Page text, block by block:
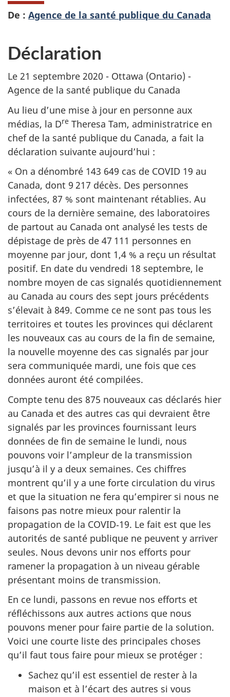
De : Agence de la santé publique du Canada
Déclaration
Le 21 septembre 2020 - Ottawa (Ontario) -
Agence de la santé publique du Canada
Au lieu d’une mise à jour en personne aux
médias, la Dre Theresa Tam, administratrice en
chef de la santé publique du Canada, a fait la
déclaration suivante aujourd’hui :
« On a dénombré 143 649 cas de COVID 19 au
Canada, dont 9 217 décès. Des personnes
infectées, 87 % sont maintenant rétablies. Au
cours de la dernière semaine, des laboratoires
de partout au Canada ont analysé les tests de
dépistage de près de 47 111 personnes en
moyenne par jour, dont 1,4 % a reçu un résultat
positif. En date du vendredi 18 septembre, le
nombre moyen de cas signalés quotidiennement
au Canada au cours des sept jours précédents
s’élevait à 849. Comme ce ne sont pas tous les
territoires et toutes les provinces qui déclarent
les nouveaux cas au cours de la fin de semaine,
la nouvelle moyenne des cas signalés par jour
sera communiquée mardi, une fois que ces
données auront été compilées.
Compte tenu des 875 nouveaux cas déclarés hier
au Canada et des autres cas qui devraient être
signalés par les provinces fournissant leurs
données de fin de semaine le lundi, nous
pouvons voir l’ampleur de la transmission
jusqu’à il y a deux semaines. Ces chiffres
montrent qu’il y a une forte circulation du virus
et que la situation ne fera qu’empirer si nous ne
faisons pas notre mieux pour ralentir la
propagation de la COVID‑19. Le fait est que les
autorités de santé publique ne peuvent y arriver
seules. Nous devons unir nos efforts pour
ramener la propagation à un niveau gérable
présentant moins de transmission.
En ce lundi, passons en revue nos efforts et
réfléchissons aux autres actions que nous
pouvons mener pour faire partie de la solution.
Voici une courte liste des principales choses
qu’il faut tous faire pour mieux se protéger :
Sachez qu’il est essentiel de rester à la
maison et à l’écart des autres si vous